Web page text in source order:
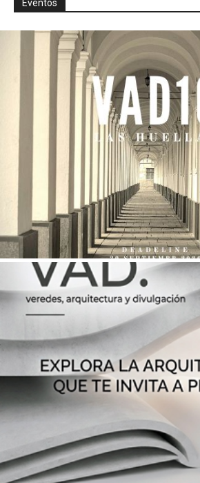
Eventos